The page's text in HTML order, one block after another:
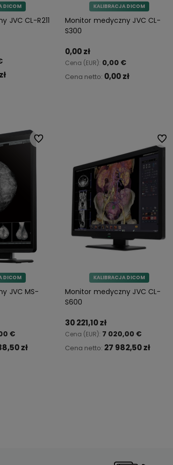
DICOM
JVC CL-R211
KALIBRACJA DICOM
Monitor medyczny JVC CL-
S300
0,00 zł
Cena (EUR): 0,00 €
Cena netto: 0,00 zł
DICOM
JVC MS-
€
zł
Do ulubionych
KALIBRACJA DICOM
Monitor medyczny JVC CL-
S600
30 221,10 zł
Cena (EUR): 7 020,00 €
Cena netto: 27 982,50 zł
Do